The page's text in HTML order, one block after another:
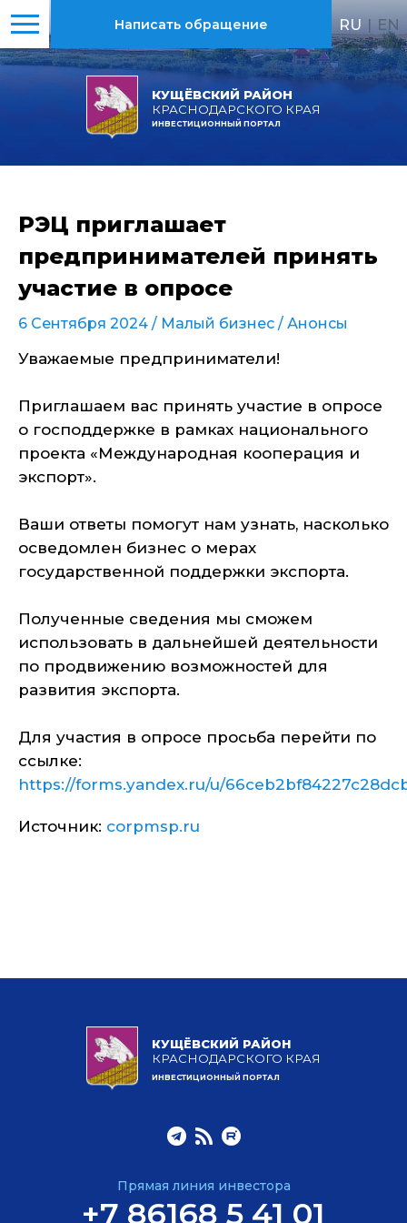
КУЩЁВСКИЙ РАЙОН
КРАСНОДАРСКОГО КРАЯ
ИНВЕСТИЦИОННЫЙ ПОРТАЛ
Написать обращение RU | EN
РЭЦ приглашает
предпринимателей принять
участие в опросе
6 Сентября 2024 / Малый бизнес / Анонсы
Уважаемые предприниматели!
Приглашаем вас принять участие в опросе
о господдержке в рамках национального
проекта «Международная кооперация и
экспорт».
Ваши ответы помогут нам узнать, насколько
осведомлен бизнес о мерах
государственной поддержки экспорта.
Полученные сведения мы сможем
использовать в дальнейшей деятельности
по продвижению возможностей для
развития экспорта.
Для участия в опросе просьба перейти по
ссылке:
https://forms.yandex.ru/u/
Источник: corpmsp.ru
КУЩЁВСКИЙ РАЙОН
КРАСНОДАРСКОГО КРАЯ
ИНВЕСТИЦИОННЫЙ ПОРТАЛ
Прямая линия инвестора
+7 86168 5 41 01